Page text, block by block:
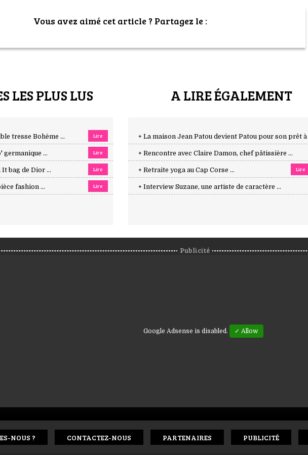
Vous avez aimé cet article ? Partagez le :
LES PLUS LUS
tresse Bohème ... Lire
germanique ... Lire
It bag de Dior ... Lire
fashion ... Lire
A LIRE ÉGALEMENT
+ La maison Jean Patou devient Patou pour son prêt à
+ Rencontre avec Claire Damon, chef pâtissière ...
+ Retraite yoga au Cap Corse ... Lire
+ Interview Suzane, une artiste de caractère ...
Publicité
Google Adsense is disabled. ✓ Allow
NOUS ? CONTACTEZ-NOUS PARTENAIRES PUBLICITÉ